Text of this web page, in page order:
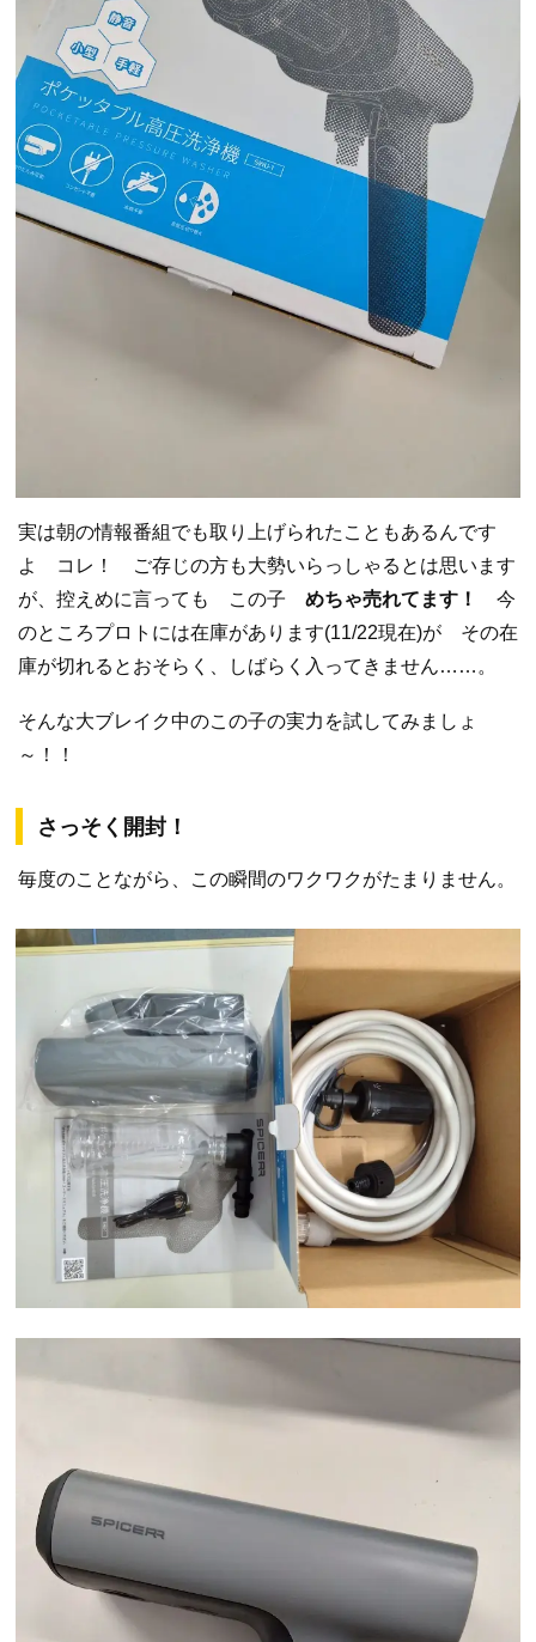
実は朝の情報番組でも取り上げられたこともあるんです
よ コレ！ ご存じの方も大勢いらっしゃるとは思います
が、控えめに言っても この子 めちゃ売れてます！
今
のところプロトには在庫があります(11/22現在)が その在
庫が切れるとおそらく、しばらく入ってきません……。
そんな大ブレイク中のこの子の実力を試してみましょ
～！！
さっそく開封！
毎度のことながら、この瞬間のワクワクがたまりません。